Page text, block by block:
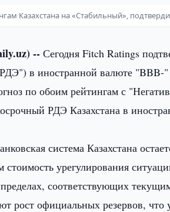
Казахстана на «Стабильный»,
-- Сегодня Fitch Ratings
в иностранной валюте
по обоим рейтингам с
РДЭ Казахстана в
система Казахстана
урегулирования
пределах, соответствующих
рост официальных резервов, что